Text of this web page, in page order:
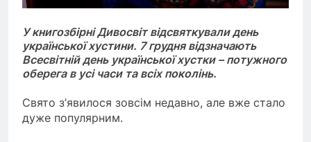
У книгозбірні Дивосвіт відсвяткували день
української хустини. 7 грудня відзначають
Всесвітній день української хустки – потужного
оберега в усі часи та всіх поколінь.
Свято з’явилося зовсім недавно, але вже стало
дуже популярним.